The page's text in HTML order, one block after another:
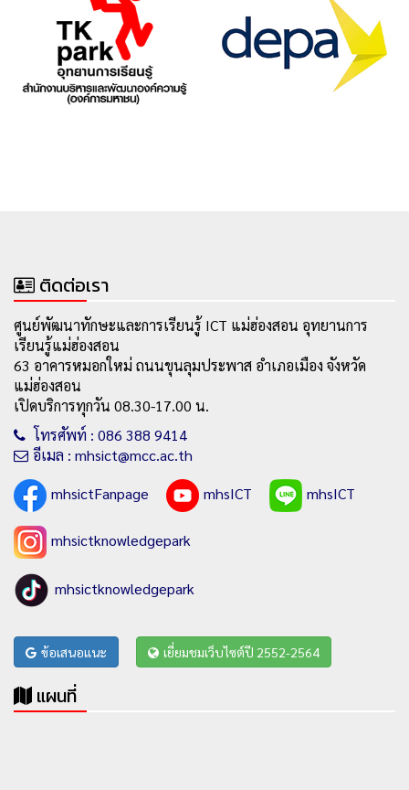
ติดต่อเรา
ศูนย์พัฒนาทักษะและการเรียนรู้ ICT แม่ฮ่องสอน อุทยานการ
เรียนรู้แม่ฮ่องสอน
63 อาคารหมอกใหม่ ถนนขุนลุมประพาส อำเภอเมือง จังหวัด
แม่ฮ่องสอน
เปิดบริการทุกวัน 08.30-17.00 น.
โทรศัพท์ : 086 388 9414
อีเมล : mhsict@mcc.ac.th
mhsictFanpage
mhsICT mhsICT
mhsictknowledgepark
mhsictknowledgepark
ข้อเสนอแนะ เยี่ยมชมเว็บไซต์ปี 2552-2564
แผนที่